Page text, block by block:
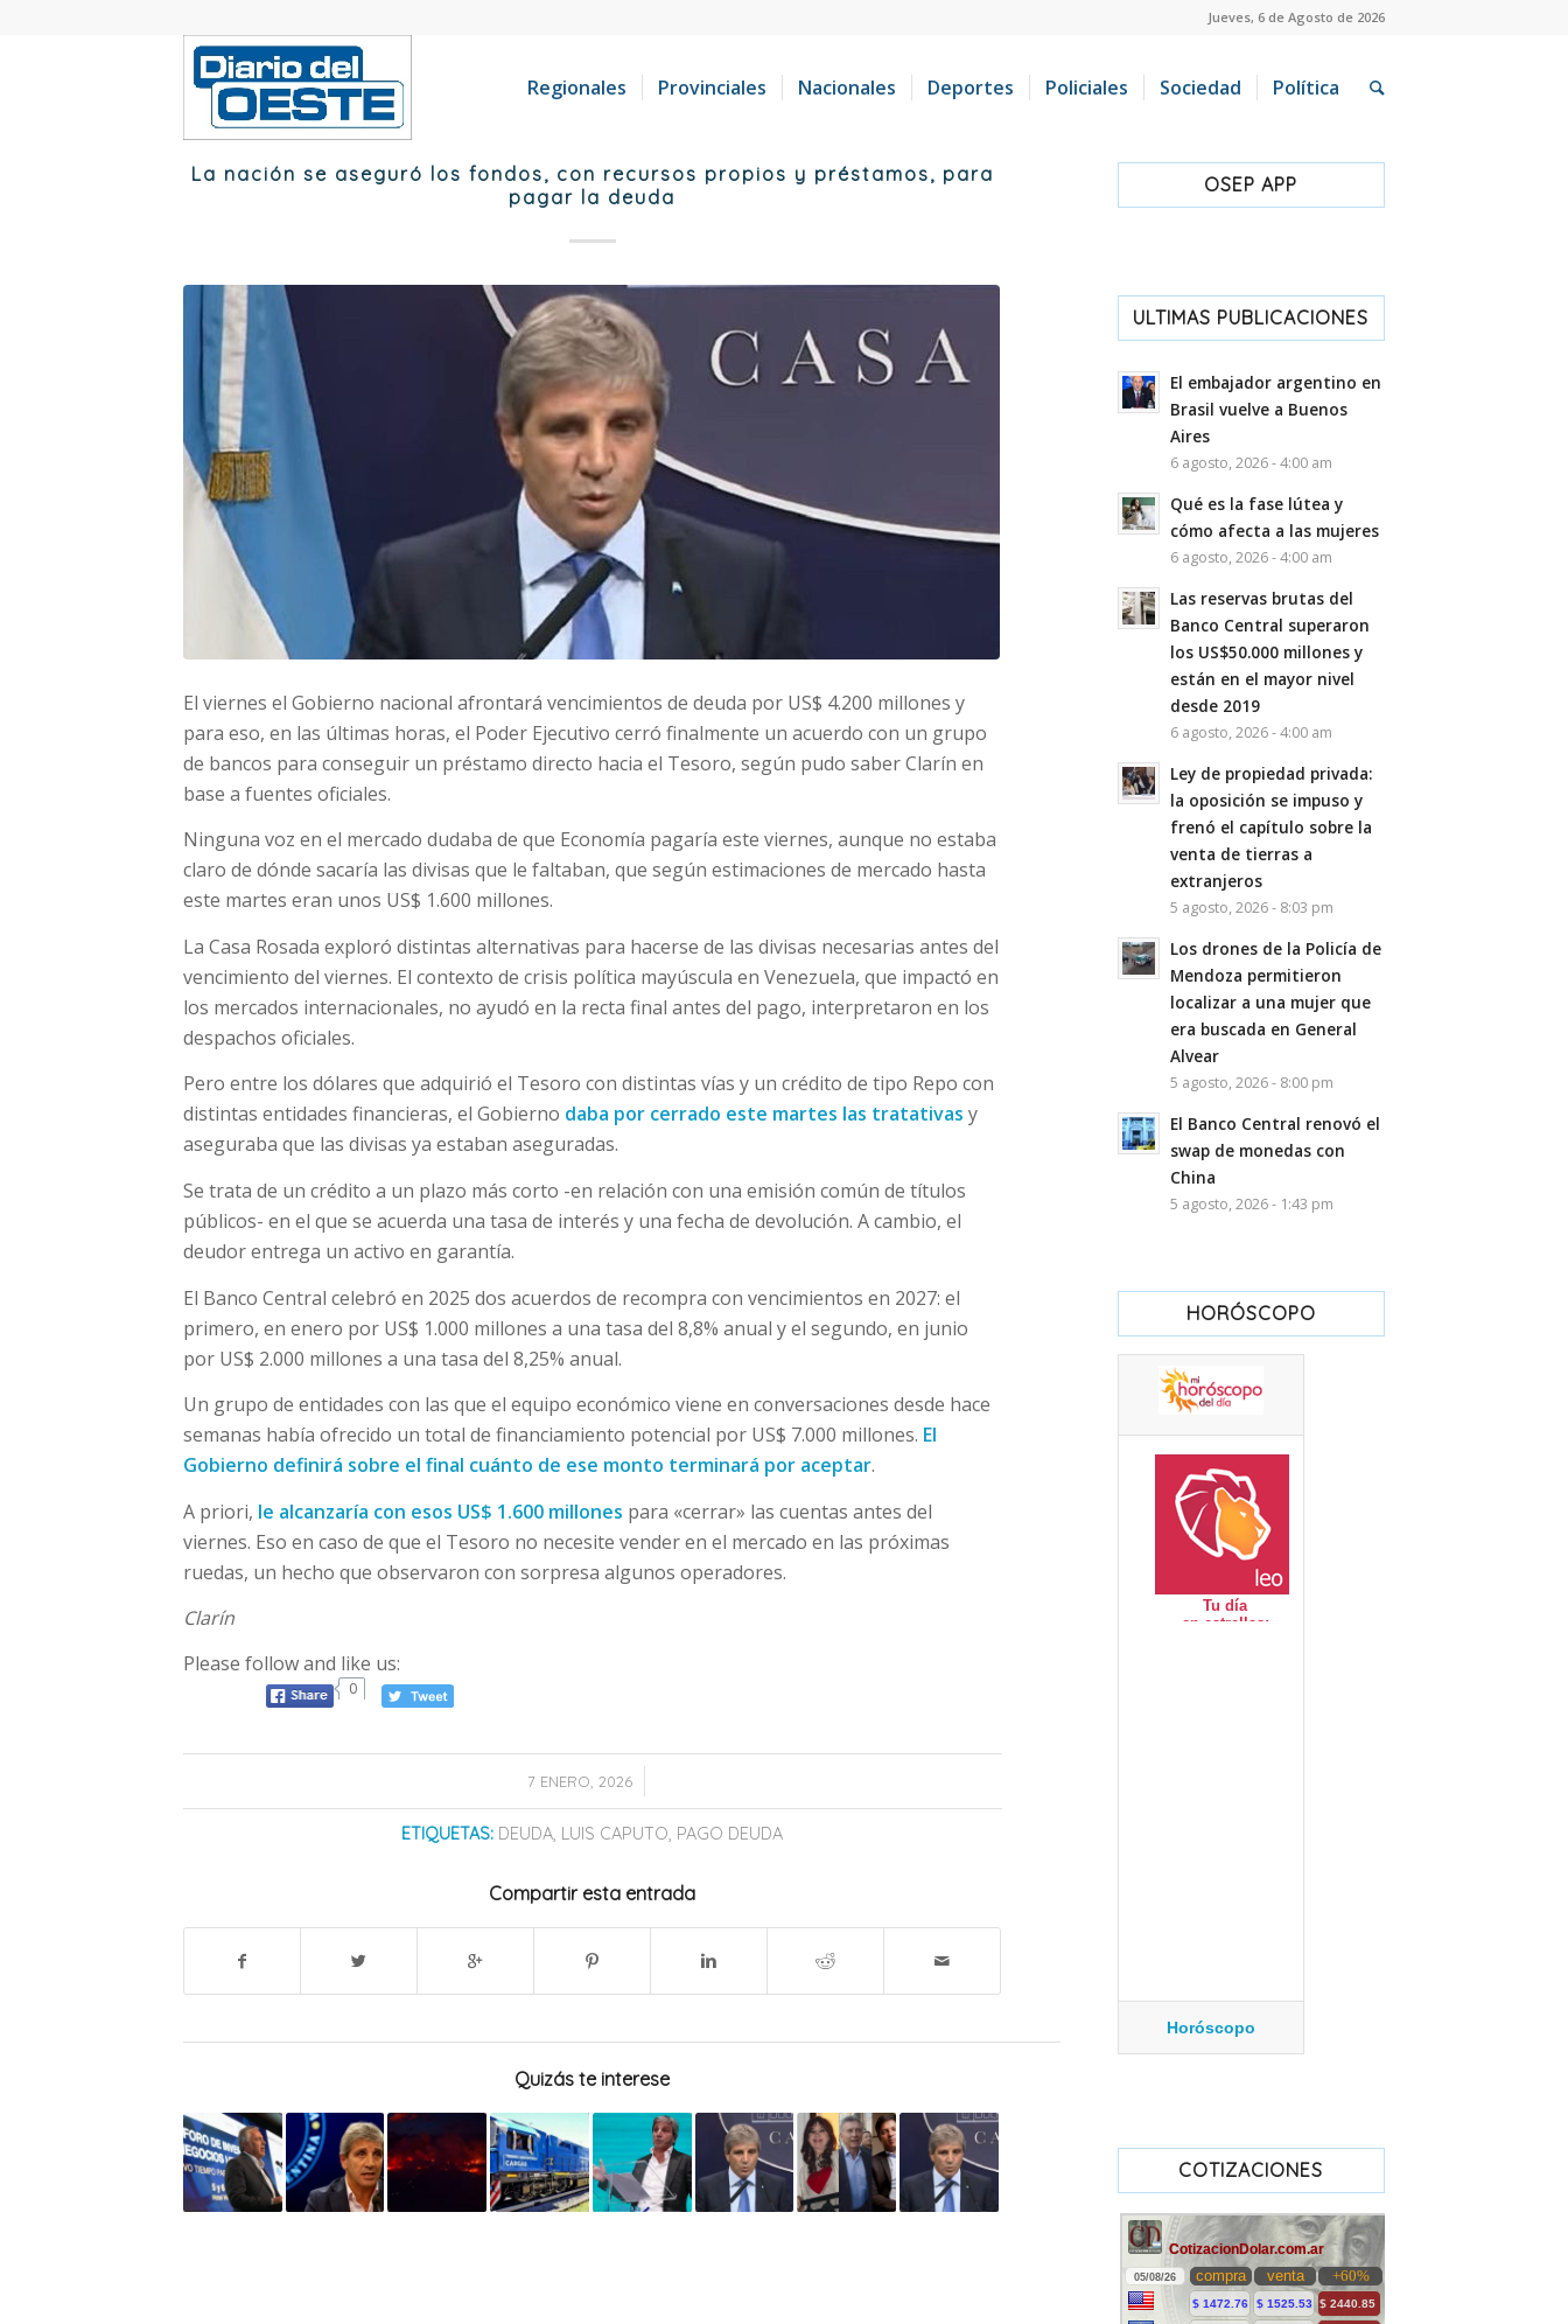
Jueves, 6 de Agosto de 2026
Regionales Provinciales Nacionales Deportes Policiales Sociedad Política
La nación se aseguró los fondos, con recursos propios y préstamos, para
pagar la deuda
El viernes el Gobierno nacional afrontará vencimientos de deuda por US$ 4.200 millones y
para eso, en las últimas horas, el Poder Ejecutivo cerró finalmente un acuerdo con un grupo
de bancos para conseguir un préstamo directo hacia el Tesoro, según pudo saber Clarín en
base a fuentes oficiales.
Ninguna voz en el mercado dudaba de que Economía pagaría este viernes, aunque no estaba
claro de dónde sacaría las divisas que le faltaban, que según estimaciones de mercado hasta
este martes eran unos US$ 1.600 millones.
La Casa Rosada exploró distintas alternativas para hacerse de las divisas necesarias antes del
vencimiento del viernes. El contexto de crisis política mayúscula en Venezuela, que impactó en
los mercados internacionales, no ayudó en la recta final antes del pago, interpretaron en los
despachos oficiales.
Pero entre los dólares que adquirió el Tesoro con distintas vías y un crédito de tipo Repo con
distintas entidades financieras, el Gobierno daba por cerrado este martes las tratativas y
aseguraba que las divisas ya estaban aseguradas.
Se trata de un crédito a un plazo más corto -en relación con una emisión común de títulos
públicos- en el que se acuerda una tasa de interés y una fecha de devolución. A cambio, el
deudor entrega un activo en garantía.
El Banco Central celebró en 2025 dos acuerdos de recompra con vencimientos en 2027: el
primero, en enero por US$ 1.000 millones a una tasa del 8,8% anual y el segundo, en junio
por US$ 2.000 millones a una tasa del 8,25% anual.
Un grupo de entidades con las que el equipo económico viene en conversaciones desde hace
semanas había ofrecido un total de financiamiento potencial por US$ 7.000 millones. El
Gobierno definirá sobre el final cuánto de ese monto terminará por aceptar.
A priori, le alcanzaría con esos US$ 1.600 millones para «cerrar» las cuentas antes del
viernes. Eso en caso de que el Tesoro no necesite vender en el mercado en las próximas
ruedas, un hecho que observaron con sorpresa algunos operadores.
Clarín
Please follow and like us:
0
7 ENERO, 2026
/
ETIQUETAS: DEUDA, LUIS CAPUTO, PAGO DEUDA
Compartir esta entrada
Quizás te interese
OSEP APP
ULTIMAS PUBLICACIONES
El embajador argentino en
Brasil vuelve a Buenos
Aires
6 agosto, 2026 - 4:00 am
Qué es la fase lútea y
cómo afecta a las mujeres
6 agosto, 2026 - 4:00 am
Las reservas brutas del
Banco Central superaron
los US$50.000 millones y
están en el mayor nivel
desde 2019
6 agosto, 2026 - 4:00 am
Ley de propiedad privada:
la oposición se impuso y
frenó el capítulo sobre la
venta de tierras a
extranjeros
5 agosto, 2026 - 8:03 pm
Los drones de la Policía de
Mendoza permitieron
localizar a una mujer que
era buscada en General
Alvear
5 agosto, 2026 - 8:00 pm
El Banco Central renovó el
swap de monedas con
China
5 agosto, 2026 - 1:43 pm
HORÓSCOPO
Horóscopo
COTIZACIONES